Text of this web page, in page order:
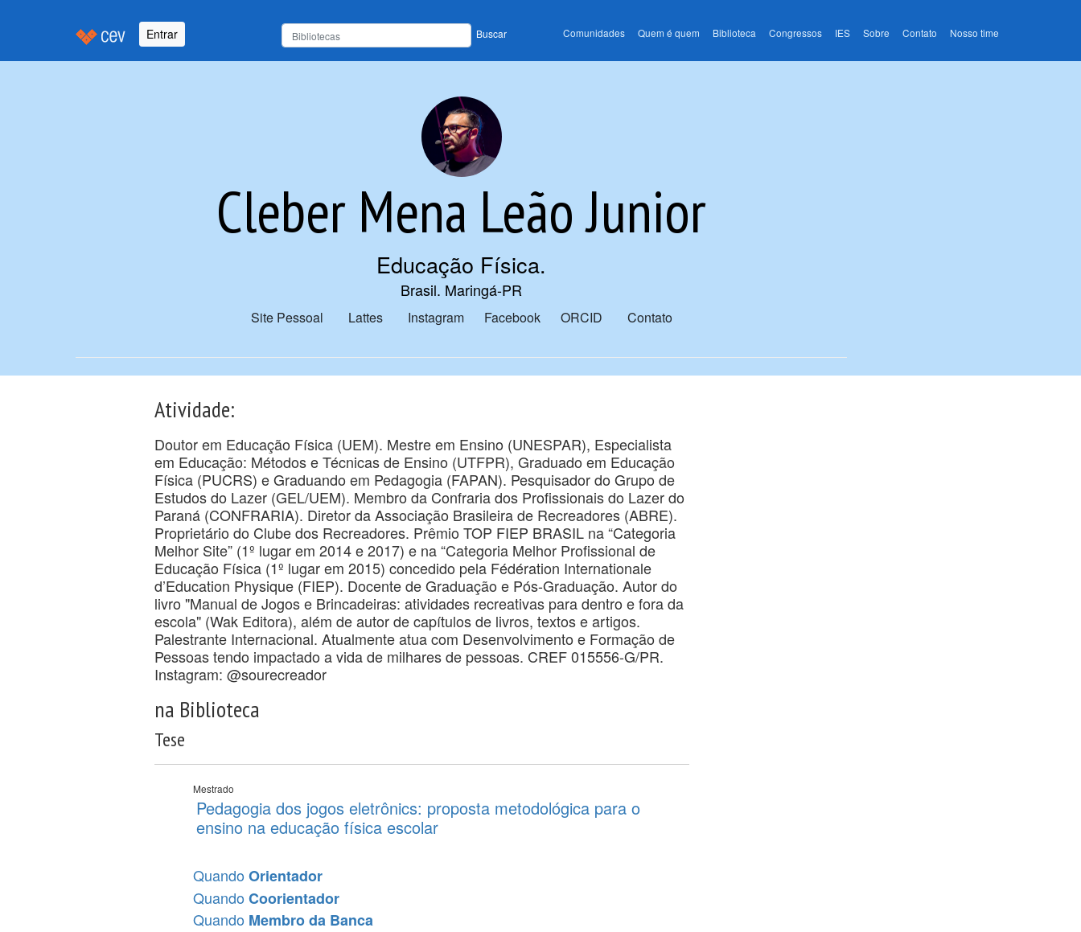
Entrar Buscar Comunidades Quem é quem Biblioteca Congressos IES Sobre Contato Nosso time
Cleber Mena Leão Junior
Educação Física.
Brasil. Maringá-PR
Site Pessoal Lattes Instagram Facebook ORCID Contato
Atividade:
Doutor em Educação Física (UEM). Mestre em Ensino (UNESPAR), Especialista
em Educação: Métodos e Técnicas de Ensino (UTFPR), Graduado em Educação
Física (PUCRS) e Graduando em Pedagogia (FAPAN). Pesquisador do Grupo de
Estudos do Lazer (GEL/UEM). Membro da Confraria dos Profissionais do Lazer do
Paraná (CONFRARIA). Diretor da Associação Brasileira de Recreadores (ABRE).
Proprietário do Clube dos Recreadores. Prêmio TOP FIEP BRASIL na “Categoria
Melhor Site” (1º lugar em 2014 e 2017) e na “Categoria Melhor Profissional de
Educação Física (1º lugar em 2015) concedido pela Fédération Internationale
d’Education Physique (FIEP). Docente de Graduação e Pós-Graduação. Autor do
livro "Manual de Jogos e Brincadeiras: atividades recreativas para dentro e fora da
escola" (Wak Editora), além de autor de capítulos de livros, textos e artigos.
Palestrante Internacional. Atualmente atua com Desenvolvimento e Formação de
Pessoas tendo impactado a vida de milhares de pessoas. CREF 015556-G/PR.
Instagram: @sourecreador
na Biblioteca
Tese
Mestrado
Pedagogia dos jogos eletrônics: proposta metodológica para o
ensino na educação física escolar
QuandoOrientador
QuandoCoorientador
Quando Membro da Banca